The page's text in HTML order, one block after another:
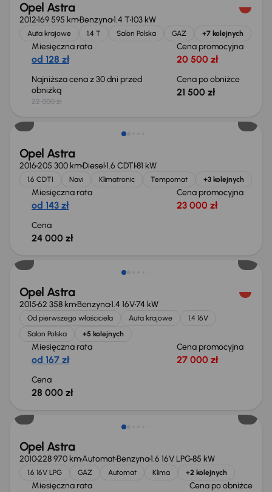
Opel Astra
2012169 595 kmBenzyna1.4 T103 kW
Auta krajowe 1.4 T Salon Polska GAZ +7 kolejnych
Miesięczna rata
od 128 zł
Cena promocyjna
20 500 zł
Najniższa cena z 30 dni przed
obniżką
22 000 zł
Cena po obniżce
21 500 zł
Opel Astra
2016205 300 kmDiesel1.6 CDTI81 kW
1.6 CDTI Navi Klimatronic Tempomat +3 kolejnych
Miesięczna rata
od 143 zł
Cena promocyjna
23 000 zł
Cena
24 000 zł
Opel Astra
201562 358 kmBenzyna1.4 16V74 kW
Od pierwszego właściciela Auta krajowe
1.4 16V
Salon Polska
+5 kolejnych
Miesięczna rata
od 167 zł
Cena promocyjna
27 000 zł
Cena
28 000 zł
Taniej o 1 000 zł
Opel Astra
2010228 970 kmAutomatBenzyna1.6 16V LPG85 kW
1.6 16V LPG GAZ Automat Klima +2 kolejnych
Miesięczna rata Cena po obniżce